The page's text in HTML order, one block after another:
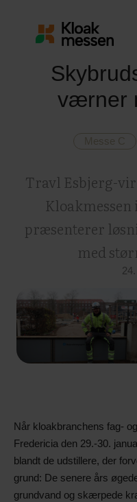
værner
Messe C
Travl Esbjerg-
præsenterer
med
Når kloakbranchens fag-
Fredericia den 29.-30.
blandt de udstillere, der
grund: De senere års
grundvand og skærpede